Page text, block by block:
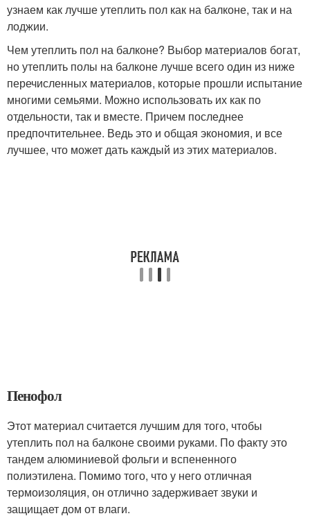
узнаем как лучше утеплить пол как на балконе, так и на
лоджии.
Чем утеплить пол на балконе? Выбор материалов богат,
но утеплить полы на балконе лучше всего один из ниже
перечисленных материалов, которые прошли испытание
многими семьями. Можно использовать их как по
отдельности, так и вместе. Причем последнее
предпочтительнее. Ведь это и общая экономия, и все
лучшее, что может дать каждый из этих материалов.
Пенофол
Этот материал считается лучшим для того, чтобы
утеплить пол на балконе своими руками. По факту это
тандем алюминиевой фольги и вспененного
полиэтилена. Помимо того, что у него отличная
термоизоляция, он отлично задерживает звуки и
защищает дом от влаги.